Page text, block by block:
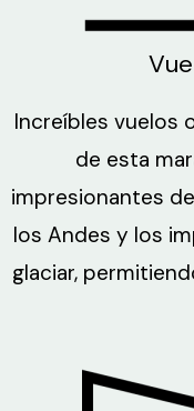
Increíbles vuelos
de esta
impresionantes
los Andes y los
glaciar,